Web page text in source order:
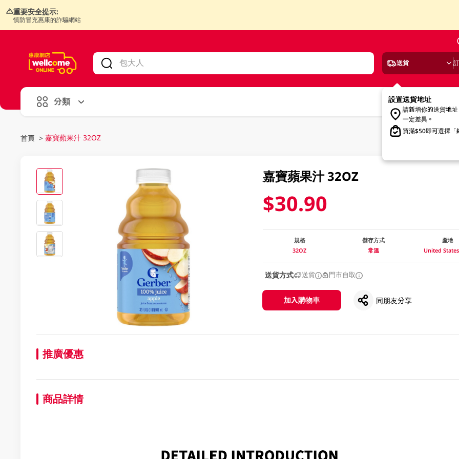
重要安全提示:
慎防冒充惠康的詐騙網站
送貨
設置送貨地址
請新增你的送貨地
一定差異。
買滿$50即可選擇「
分類
首頁 > 嘉寶蘋果汁 32OZ
嘉寶蘋果汁 32OZ
$30.90
規格
32OZ
儲存方式
常溫
產地
United
送貨方式 送貨 門市自取
加入購物車 同朋友分享
推廣優惠
商品詳情